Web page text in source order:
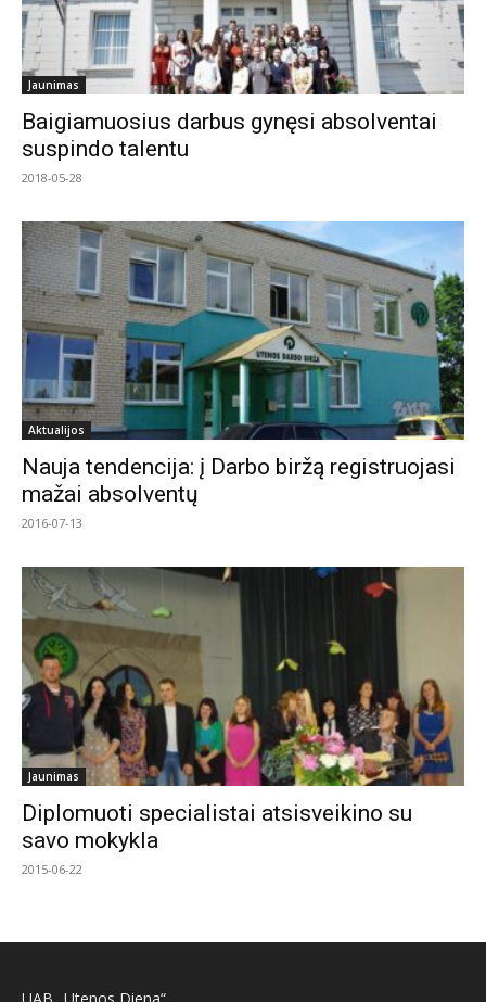
Jaunimas
Baigiamuosius darbus gynęsi absolventai
suspindo talentu
2018-05-28
Aktualijos
Nauja tendencija: į Darbo biržą registruojasi
mažai absolventų
2016-07-13
Jaunimas
Diplomuoti specialistai atsisveikino su
savo mokykla
2015-06-22